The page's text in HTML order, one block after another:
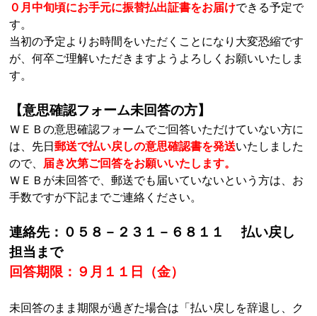
０月中旬頃にお手元に振替払出証書をお届けできる予定で
す。
当初の予定よりお時間をいただくことになり大変恐縮です
が、何卒ご理解いただきますようよろしくお願いいたしま
す。
【意思確認フォーム未回答の方】
ＷＥＢの意思確認フォームでご回答いただけていない方に
は、先日郵送で払い戻しの意思確認書を発送いたしました
ので、 届き次第ご回答をお願いいたします。
ＷＥＢが未回答で、郵送でも届いていないという方は、お
手数ですが下記までご連絡ください。
連絡先：０５８－２３１－６８１１ 払い戻し
担当まで
回答期限：９月１１日（金）
未回答のまま期限が過ぎた場合は「払い戻しを辞退し、ク